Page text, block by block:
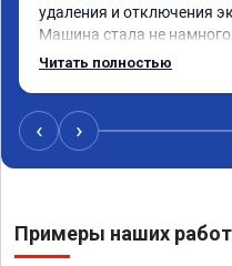
удаления и отключения
Машина стала не намного,
оборотах и на скорости
сократился.
Расход топлива не
Получил что хотел.
Читать полностью
‹ ›
Примеры наших работ